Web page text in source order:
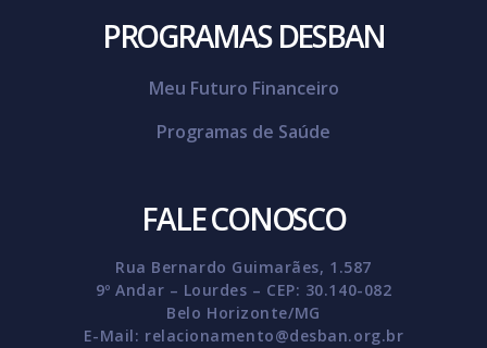
PROGRAMAS DESBAN
Meu Futuro Financeiro
Programas de Saúde
FALE CONOSCO
Rua Bernardo Guimarães, 1.587
9º Andar – Lourdes – CEP: 30.140-082
Belo Horizonte/MG
E-Mail: relacionamento@desban.org.br